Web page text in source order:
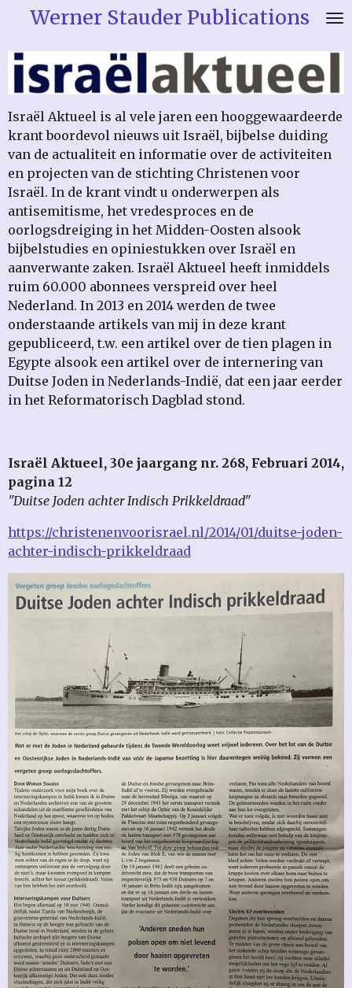
naar
hoofdinhoud
Werner Stauder Publications
Israël Aktueel is al vele jaren een hooggewaardeerde
krant boordevol nieuws uit Israël, bijbelse duiding
van de actualiteit en informatie over de activiteiten
en projecten van de stichting Christenen voor
Israël. In de krant vindt u onderwerpen als
antisemitisme, het vredesproces en de
oorlogsdreiging in het Midden-Oosten alsook
bijbelstudies en opiniestukken over Israël en
aanverwante zaken. Israël Aktueel heeft inmiddels
ruim 60.000 abonnees verspreid over heel
Nederland. In 2013 en 2014 werden de twee
onderstaande artikels van mij in deze krant
gepubliceerd, t.w. een artikel over de tien plagen in
Egypte alsook een artikel over de internering van
Duitse Joden in Nederlands-Indië, dat een jaar eerder
in het Reformatorisch Dagblad stond.
Israël Aktueel, 30e jaargang nr. 268, Februari 2014,
pagina 12
"Duitse Joden achter Indisch Prikkeldraad"
https://christenenvoorisrael.nl/2014/01/duitse-joden-
achter-indisch-prikkeldraad